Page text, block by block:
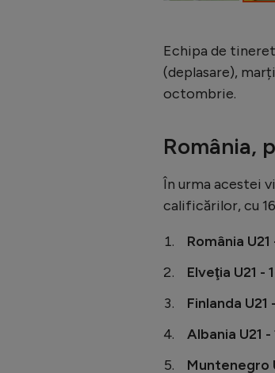
Echipa de
(deplasare),
octombrie.
România,
În urma acestei
calificărilor, cu
România
Elveţia U21 -
Finlanda U21
Albania U21
Muntenegro